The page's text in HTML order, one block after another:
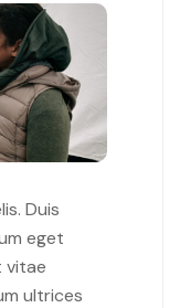
Duis
eget
vitae
ultrices